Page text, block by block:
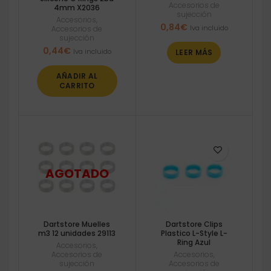
4mm X2036
Accesorios
Accesorios de
sujección
0,44€ Iva incluido
AÑADIR AL
CARRITO
Accesorios de
sujección
0,84€ Iva incluido
LEER MÁS
Dartstore Muelles
m3 12 unidades 29113
Accesorios
Accesorios de
sujección
Dartstore Clips
Plastico L-Style L-
Ring Azul
Accesorios
Accesorios de